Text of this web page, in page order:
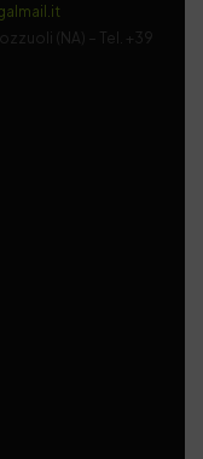
(NA) – Tel. +39